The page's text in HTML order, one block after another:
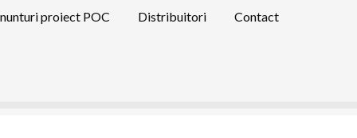
proiect POC Distribuitori Contact